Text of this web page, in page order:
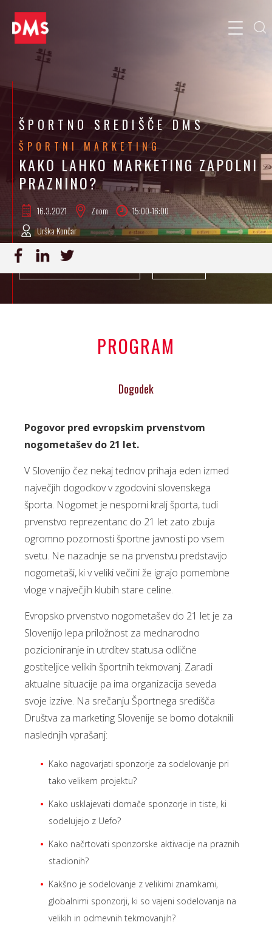
ŠPORTNO SREDIŠČE DMS
ŠPORTNI MARKETING
KAKO LAHKO MARKETING ZAPOLNI
PRAZNINO?
16.3.2021 Zoom
15:00-16:00
Urška Končar
PROGRAM
Dogodek
Pogovor pred evropskim prvenstvom
nogometašev do 21 let.
V Slovenijo čez nekaj tednov prihaja eden izmed
največjih dogodkov v zgodovini slovenskega
športa. Nogomet je nesporni kralj športa, tudi
prvenstvo reprezentanc do 21 let zato zbuja
ogromno pozornosti športne javnosti po vsem
svetu. Ne nazadnje se na prvenstvu predstavijo
nogometaši, ki v veliki večini že igrajo pomembne
vloge v največjih klubih stare celine.
Evropsko prvenstvo nogometašev do 21 let je za
Slovenijo lepa priložnost za mednarodno
pozicioniranje in utrditev statusa odlične
gostiteljice velikih športnih tekmovanj. Zaradi
aktualne situacije pa ima organizacija seveda
svoje izzive. Na srečanju Športnega središča
Društva za marketing Slovenije se bomo dotaknili
naslednjih vprašanj:
Kako nagovarjati sponzorje za sodelovanje pri
tako velikem projektu?
Kako usklajevati domače sponzorje in tiste, ki
sodelujejo z Uefo?
Kako načrtovati sponzorske aktivacije na praznih
stadionih?
Kakšno je sodelovanje z velikimi znamkami,
globalnimi sponzorji, ki so vajeni sodelovanja na
velikih in odmevnih tekmovanjih?